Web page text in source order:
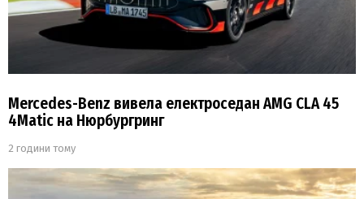
Mercedes-Benz вивела електроседан AMG CLA 45
4Matic на Нюрбургринг
2 години тому